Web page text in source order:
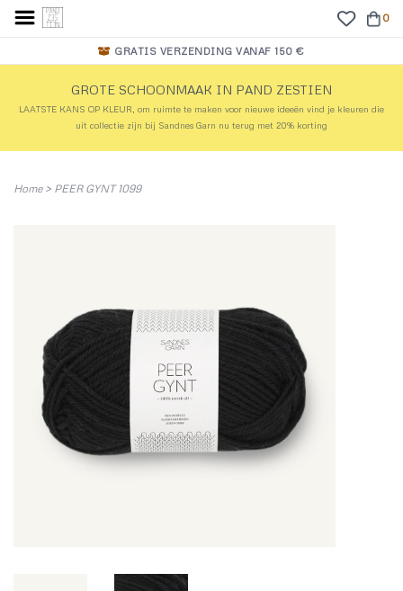
0
GRATIS VERZENDING VANAF 150 €
GROTE SCHOONMAAK IN PAND ZESTIEN
LAATSTE KANS OP KLEUR, om ruimte te maken voor nieuwe ideeën vind je kleuren die
uit collectie zijn bij Sandnes Garn nu terug met 20% korting
Home> PEER GYNT 1099